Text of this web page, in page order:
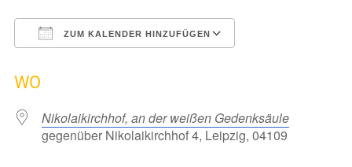
ZUM KALENDER HINZUFÜGEN
WO
Nikolaikirchhof, an der weißen Gedenksäule
gegenüber Nikolaikirchhof 4, Leipzig, 04109